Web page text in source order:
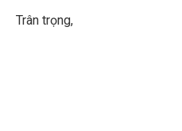
Trân trọng,